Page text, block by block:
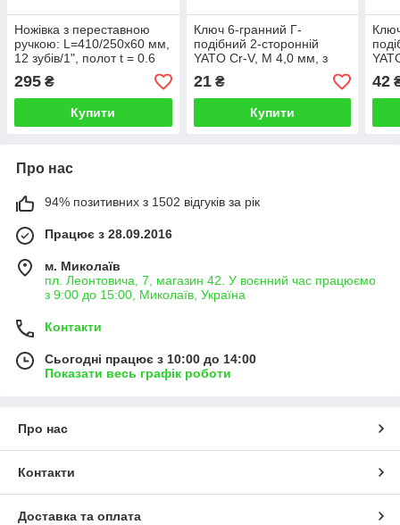
Ножівка з переставною
ручкою: L=410/250х60 мм,
12 зубів/1", полот t = 0.6
мм YATO Польща
295 ₴
Купити
Ключ 6-гранний Г-
подібний 2-сторонній
YATO Cr-V, М 4,0 мм, з
кульовим наконечником,
25 х 106 мм
21₴
Купити
32
42
Про нас
94% позитивних з 1502 відгуків за рік
Працює з 28.09.2016
м. Миколаїв
пл. Леонтовича, 7, магазин 42. У воєнний час працюємо
з 9:00 до 15:00, Миколаїв, Україна
Контакти
Сьогодні працює з 10:00 до 14:00
Показати весь графік роботи
Про нас
Контакти
Доставка та оплата